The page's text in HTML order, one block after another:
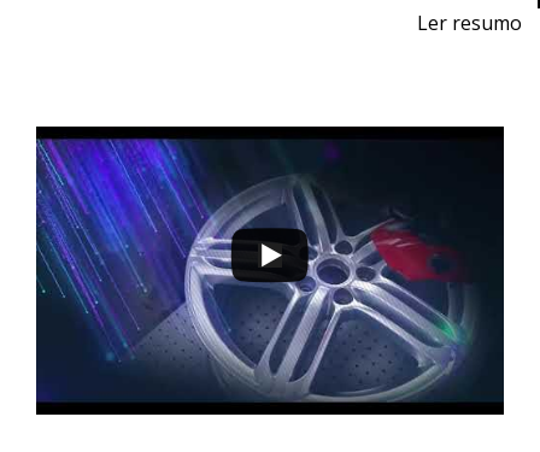
Ler resumo
quarta a sábado - 10h / 19h